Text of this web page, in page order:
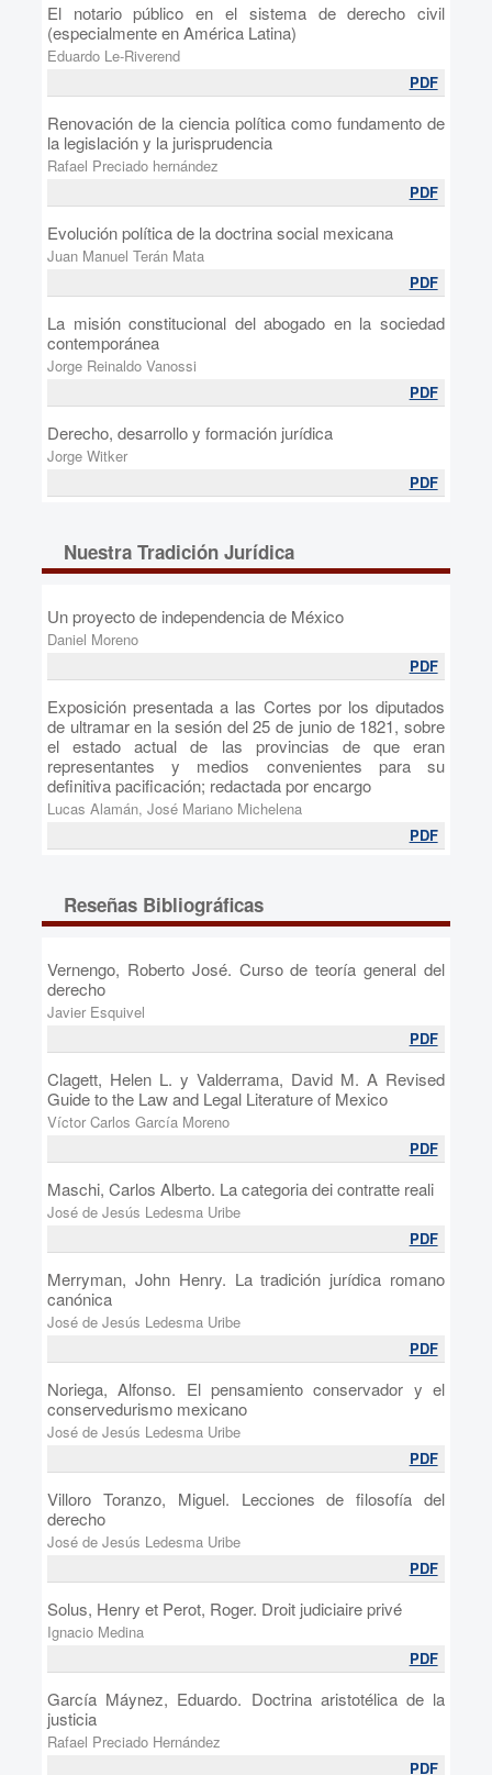
El notario público en el sistema de derecho civil
(especialmente en América Latina)
Eduardo Le-Riverend
PDF
Renovación de la ciencia política como fundamento de
la legislación y la jurisprudencia
Rafael Preciado hernández
PDF
Evolución política de la doctrina social mexicana
Juan Manuel Terán Mata
PDF
La misión constitucional del abogado en la sociedad
contemporánea
Jorge Reinaldo Vanossi
PDF
Derecho, desarrollo y formación jurídica
Jorge Witker
PDF
Nuestra Tradición Jurídica
Un proyecto de independencia de México
Daniel Moreno
PDF
Exposición presentada a las Cortes por los diputados
de ultramar en la sesión del 25 de junio de 1821, sobre
el estado actual de las provincias de que eran
representantes y medios convenientes para su
definitiva pacificación; redactada por encargo
Lucas Alamán, José Mariano Michelena
PDF
Reseñas Bibliográficas
Vernengo, Roberto José. Curso de teoría general del
derecho
Javier Esquivel
PDF
Clagett, Helen L. y Valderrama, David M. A Revised
Guide to the Law and Legal Literature of Mexico
Víctor Carlos García Moreno
PDF
Maschi, Carlos Alberto. La categoria dei contratte reali
José de Jesús Ledesma Uribe
PDF
Merryman, John Henry. La tradición jurídica romano
canónica
José de Jesús Ledesma Uribe
PDF
Noriega, Alfonso. El pensamiento conservador y el
conservedurismo mexicano
José de Jesús Ledesma Uribe
PDF
Villoro Toranzo, Miguel. Lecciones de filosofía del
derecho
José de Jesús Ledesma Uribe
PDF
Solus, Henry et Perot, Roger. Droit judiciaire privé
Ignacio Medina
PDF
García Máynez, Eduardo. Doctrina aristotélica de la
justicia
Rafael Preciado Hernández
PDF